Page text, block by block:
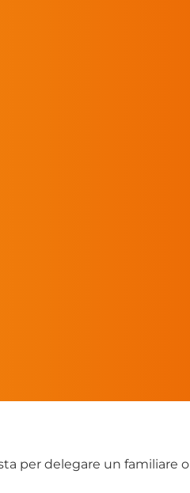
per delegare un familiare o